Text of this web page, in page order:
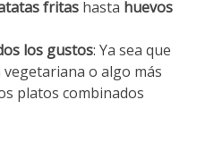
fritas hasta huevos
los gustos: Ya sea que
o algo más
platos combinados